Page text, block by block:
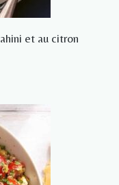
et au citron